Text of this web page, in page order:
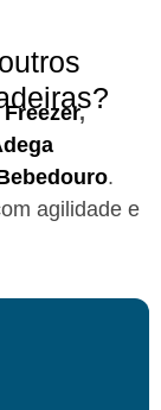
Freezer,
.
agilidade e